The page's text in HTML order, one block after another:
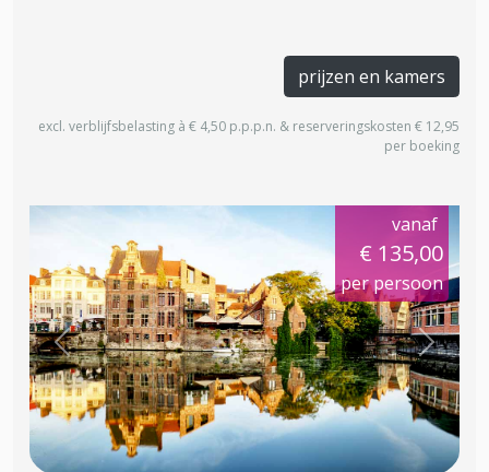
prijzen en kamers
excl. verblijfsbelasting à € 4,50 p.p.p.n. & reserveringskosten € 12,95
per boeking
vanaf
€ 135,00
per persoon
Previous Next